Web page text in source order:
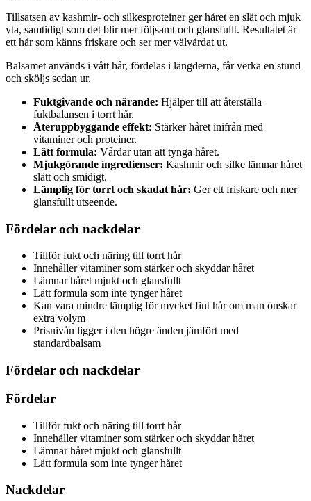
Tillsatsen av kashmir- och silkesproteiner ger håret en slät och mjuk
yta, samtidigt som det blir mer följsamt och glansfullt. Resultatet är
ett hår som känns friskare och ser mer välvårdat ut.
Balsamet används i vått hår, fördelas i längderna, får verka en stund
och sköljs sedan ur.
Fuktgivande och närande: Hjälper till att återställa
fuktbalansen i torrt hår.
Återuppbyggande effekt: Stärker håret inifrån med
vitaminer och proteiner.
Lätt formula: Vårdar utan att tynga håret.
Mjukgörande ingredienser: Kashmir och silke lämnar håret
slätt och smidigt.
Lämplig för torrt och skadat hår: Ger ett friskare och mer
glansfullt utseende.
Fördelar och nackdelar
Tillför fukt och näring till torrt hår
Innehåller vitaminer som stärker och skyddar håret
Lämnar håret mjukt och glansfullt
Lätt formula som inte tynger håret
Kan vara mindre lämplig för mycket fint hår om man önskar
extra volym
Prisnivån ligger i den högre änden jämfört med
standardbalsam
Fördelar och nackdelar
Fördelar
Tillför fukt och näring till torrt hår
Innehåller vitaminer som stärker och skyddar håret
Lämnar håret mjukt och glansfullt
Lätt formula som inte tynger håret
Nackdelar